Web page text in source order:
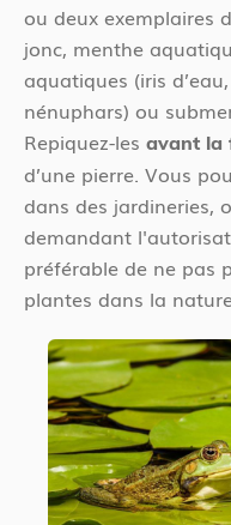
ou deux exemplaires
jonc, menthe
aquatiques (iris
nénuphars) ou
Repiquez-les avant la
d’une pierre. Vous
dans des jardineries,
demandant
préférable de ne pas
plantes dans la